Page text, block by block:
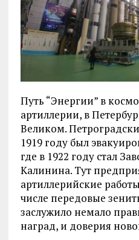
Путь “Энергии” в
артиллерии, в
Великом.
1919 году был
где в 1922 году стал
Калинина. Тут
артиллерийские
числе передовые
заслужило немало
наград, и доверия